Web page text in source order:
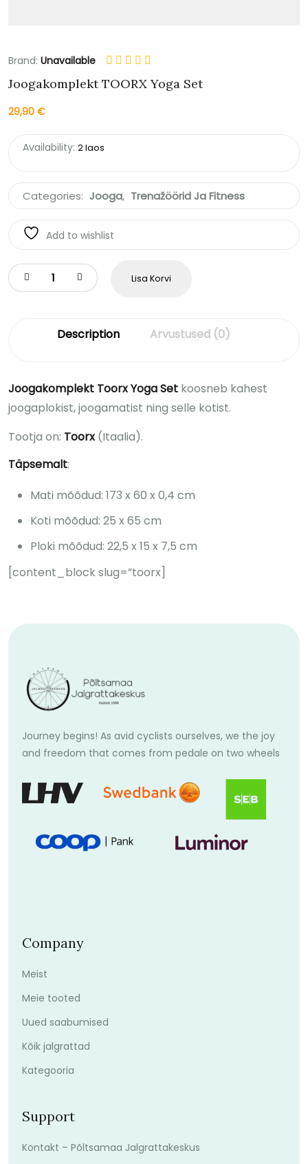
Brand: Unavailable
Joogakomplekt TOORX Yoga Set
29,90 €
Availability: 2 laos
Categories: Jooga, Trenažöörid Ja Fitness
Add to wishlist
Lisa Korvi
Description Arvustused (0)
Joogakomplekt Toorx Yoga Set koosneb kahest
joogaplokist, joogamatist ning selle kotist.
Tootja on: Toorx(Itaalia).
Täpsemalt:
Mati mõõdud: 173 x 60 x 0,4 cm
Koti mõõdud: 25 x 65 cm
Ploki mõõdud: 22,5 x 15 x 7,5 cm
[content_block slug=”toorx]
Journey begins! As avid cyclists ourselves, we the joy
and freedom that comes from pedale on two wheels
Company
Meist
Meie tooted
Uued saabumised
Kõik jalgrattad
Kategooria
Support
Kontakt – Põltsamaa Jalgrattakeskus